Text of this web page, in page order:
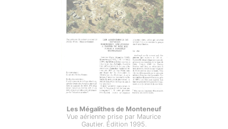
Les Mégalithes de Monteneuf
Vue aérienne prise par Maurice
Gautier. Édition 1995.